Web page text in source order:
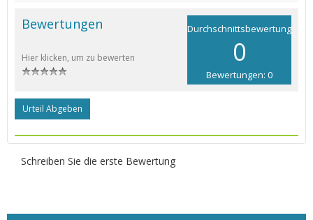
Durchschnittsbewertung
0
Bewertungen: 0
Bewertungen
Hier klicken, um zu bewerten
Urteil Abgeben
Schreiben Sie die erste Bewertung